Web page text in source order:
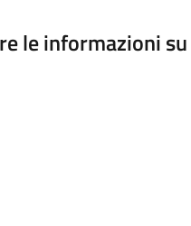
le informazioni